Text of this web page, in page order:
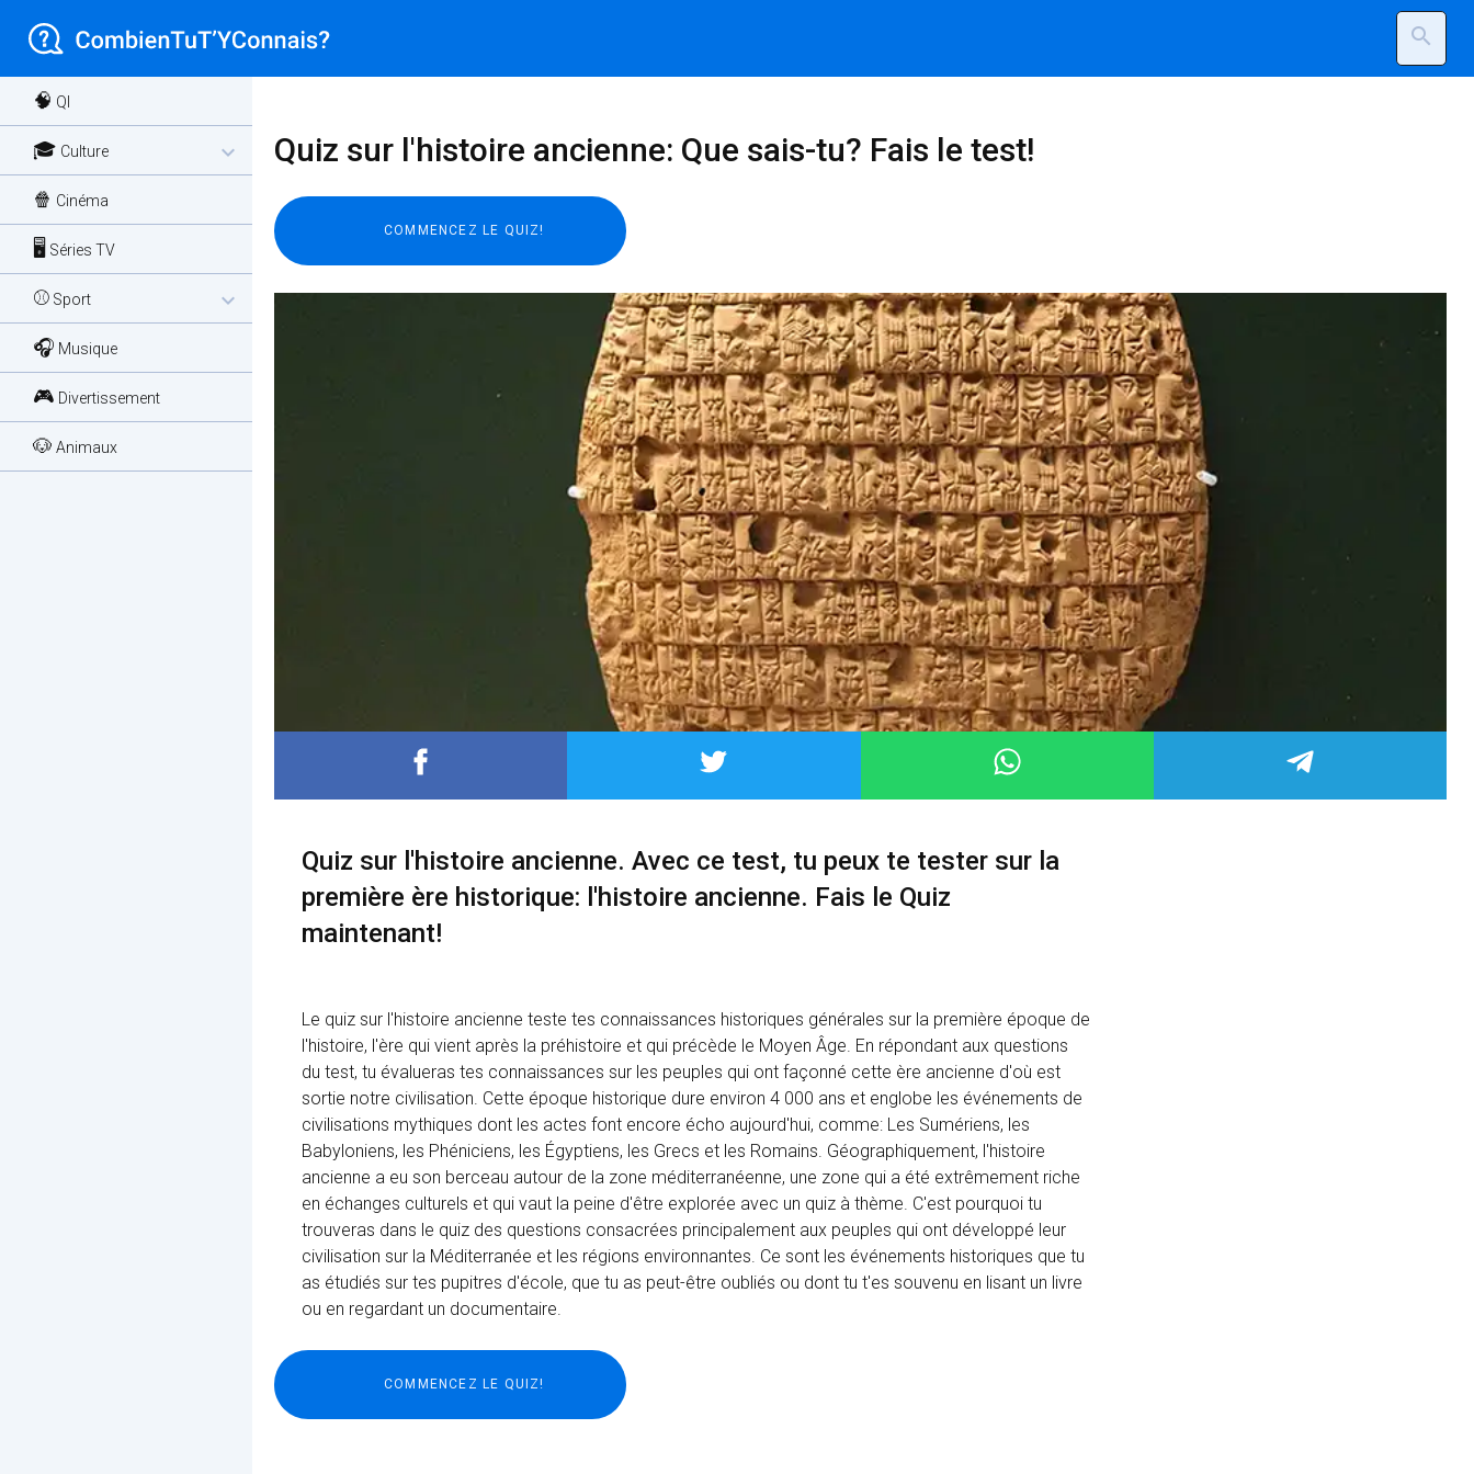
search
🧠 QI
🎓 Culture expand_more
🍿 Cinéma
🖥️ Séries TV
⚾ Sport expand_more
🎧 Musique
🎮 Divertissement
🐶 Animaux
Quiz sur l'histoire ancienne: Que sais-tu? Fais le test!
Quiz sur l'histoire ancienne. Avec ce test, tu peux te tester sur la
première ère historique: l'histoire ancienne. Fais le Quiz
maintenant!
Le quiz sur l'histoire ancienne teste tes connaissances historiques générales sur la première époque de
l'histoire, l'ère qui vient après la préhistoire et qui précède le Moyen Âge. En répondant aux questions
du test, tu évalueras tes connaissances sur les peuples qui ont façonné cette ère ancienne d'où est
sortie notre civilisation. Cette époque historique dure environ 4 000 ans et englobe les événements de
civilisations mythiques dont les actes font encore écho aujourd'hui, comme: Les Sumériens, les
Babyloniens, les Phéniciens, les Égyptiens, les Grecs et les Romains. Géographiquement, l'histoire
ancienne a eu son berceau autour de la zone méditerranéenne, une zone qui a été extrêmement riche
en échanges culturels et qui vaut la peine d'être explorée avec un quiz à thème. C'est pourquoi tu
trouveras dans le quiz des questions consacrées principalement aux peuples qui ont développé leur
civilisation sur la Méditerranée et les régions environnantes. Ce sont les événements historiques que tu
as étudiés sur tes pupitres d'école, que tu as peut-être oubliés ou dont tu t'es souvenu en lisant un livre
ou en regardant un documentaire.